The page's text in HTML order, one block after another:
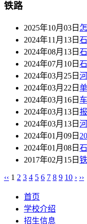
铁路
2025年10月03日
2024年11月13日
2024年08月13日
2024年07月10日
2024年03月25日
2024年03月22日
2024年03月16日
2024年03月13日
2024年03月13日
2024年01月09日
2024年01月08日
2017年02月15日
‹‹ 1 2 3 4 5 6 7 8 9 10 › ››
首页
学校介绍
招生信息